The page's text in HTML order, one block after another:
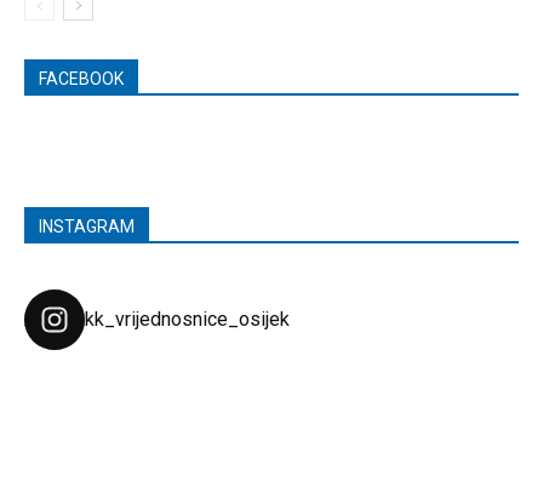
FACEBOOK
INSTAGRAM
kk_vrijednosnice_osijek